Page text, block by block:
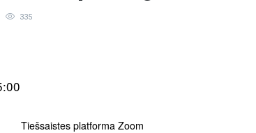
335
Tiešsaistes platforma Zoom